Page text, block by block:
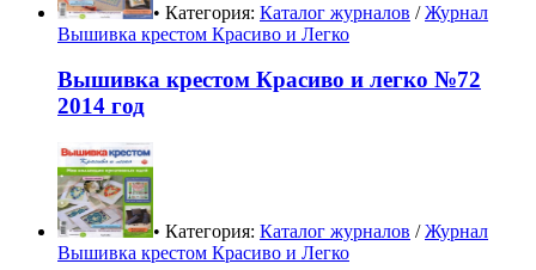
• Категория: Каталог журналов /Журнал
Вышивка крестом Красиво и Легко
Вышивка крестом Красиво и легко №72
2014 год
• Категория: Каталог журналов /Журнал
Вышивка крестом Красиво и Легко